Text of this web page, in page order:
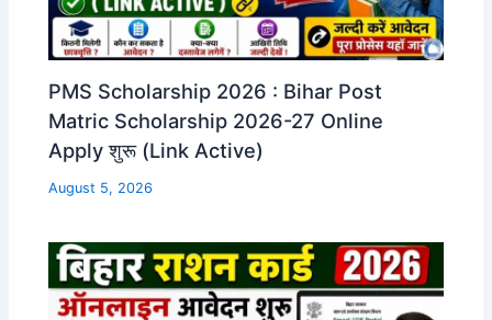
PMS Scholarship 2026 : Bihar Post
Matric Scholarship 2026-27 Online
Apply शुरू (Link Active)
August 5, 2026